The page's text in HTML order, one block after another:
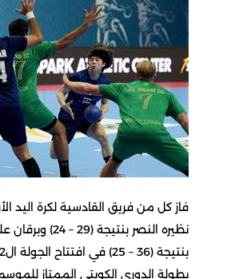
فاز كل من فريق القادسية لكرة اليد
نظيره النصر بنتيجة (29